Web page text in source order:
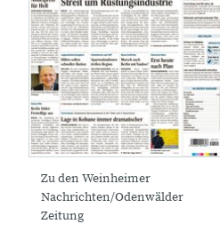
Zu den Weinheimer
Nachrichten/Odenwälder
Zeitung